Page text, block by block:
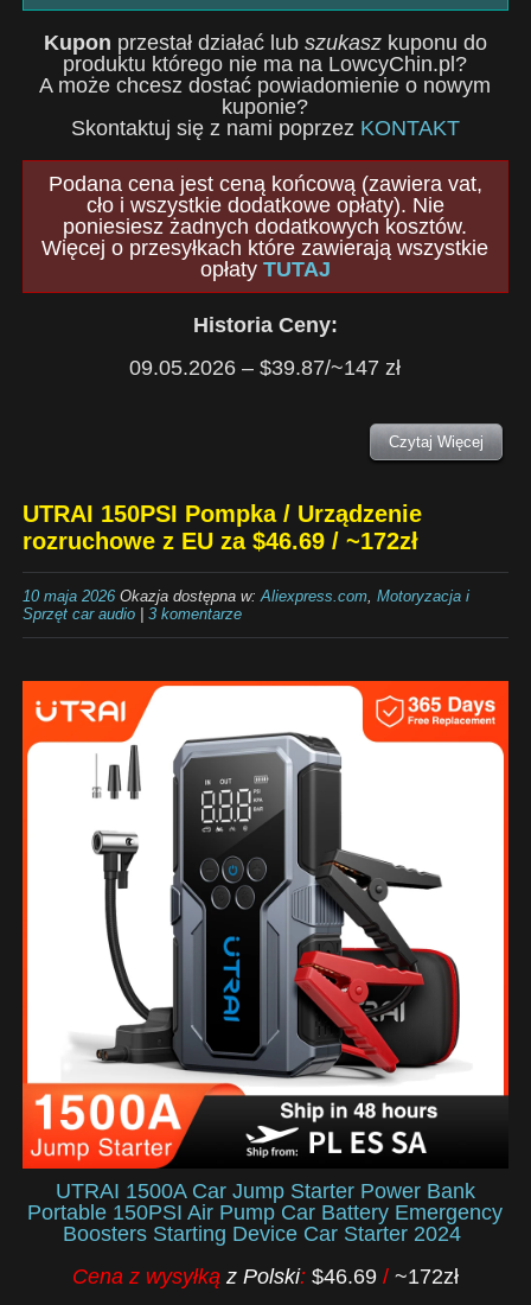
Kupon przestał działać lub szukaszkuponu do
produktu którego nie ma na LowcyChin.pl?
A może chcesz dostać powiadomienie o nowym
kuponie?
Skontaktuj się z nami poprzez KONTAKT
Podana cena jest ceną końcową (zawiera vat,
cło i wszystkie dodatkowe opłaty). Nie
poniesiesz żadnych dodatkowych kosztów.
Więcej o przesyłkach które zawierają wszystkie
opłaty TUTAJ
Historia Ceny:
09.05.2026 – $39.87/~147 zł
Czytaj Więcej
UTRAI 150PSI Pompka / Urządzenie
rozruchowe z EU za $46.69 / ~172zł
10 maja 2026Okazja dostępna w:Aliexpress.com, Motoryzacja i
Sprzęt car audio| 3 komentarze
UTRAI 1500A Car Jump Starter Power Bank
Portable 150PSI Air Pump Car Battery Emergency
Boosters Starting Device Car Starter 2024
Cena z wysyłką z Polski: $46.69 / ~172zł